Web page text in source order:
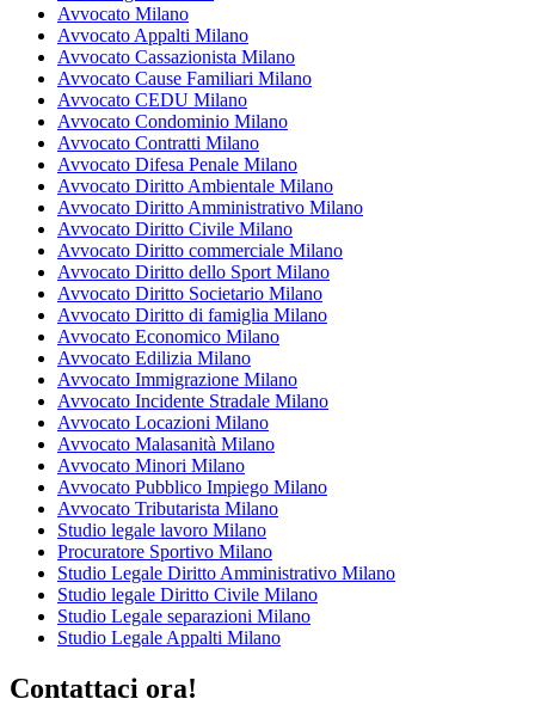
Avvocato Milano
Avvocato Appalti Milano
Avvocato Cassazionista Milano
Avvocato Cause Familiari Milano
Avvocato CEDU Milano
Avvocato Condominio Milano
Avvocato Contratti Milano
Avvocato Difesa Penale Milano
Avvocato Diritto Ambientale Milano
Avvocato Diritto Amministrativo Milano
Avvocato Diritto Civile Milano
Avvocato Diritto commerciale Milano
Avvocato Diritto dello Sport Milano
Avvocato Diritto Societario Milano
Avvocato Diritto di famiglia Milano
Avvocato Economico Milano
Avvocato Edilizia Milano
Avvocato Immigrazione Milano
Avvocato Incidente Stradale Milano
Avvocato Locazioni Milano
Avvocato Malasanità Milano
Avvocato Minori Milano
Avvocato Pubblico Impiego Milano
Avvocato Tributarista Milano
Studio legale lavoro Milano
Procuratore Sportivo Milano
Studio Legale Diritto Amministrativo Milano
Studio legale Diritto Civile Milano
Studio Legale separazioni Milano
Studio Legale Appalti Milano
Contattaci ora!